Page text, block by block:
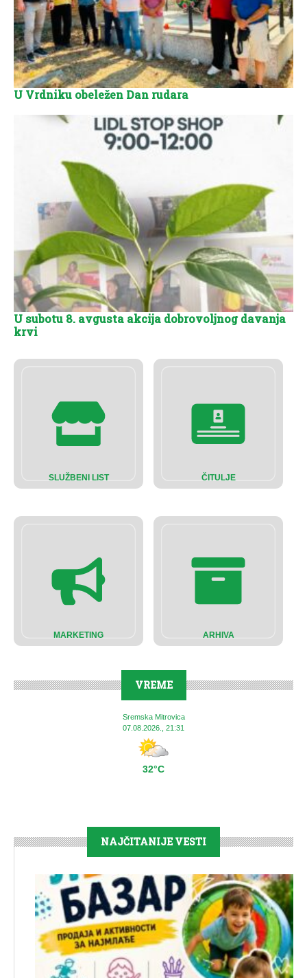
SLUŽBENI LIST ČITULJE
MARKETING ARHIVA
VREME
Sremska Mitrovica
07.08.2026., 21:31
32°C
U Vrdniku obeležen Dan rudara
U subotu 8. avgusta akcija dobrovoljnog davanja
krvi
NAJČITANIJE VESTI